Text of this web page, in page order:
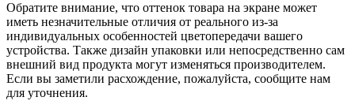
Обратите внимание, что оттенок товара на экране может
иметь незначительные отличия от реального из-за
индивидуальных особенностей цветопередачи вашего
устройства. Также дизайн упаковки или непосредственно сам
внешний вид продукта могут изменяться производителем.
Если вы заметили расхождение, пожалуйста, сообщите нам
для уточнения.